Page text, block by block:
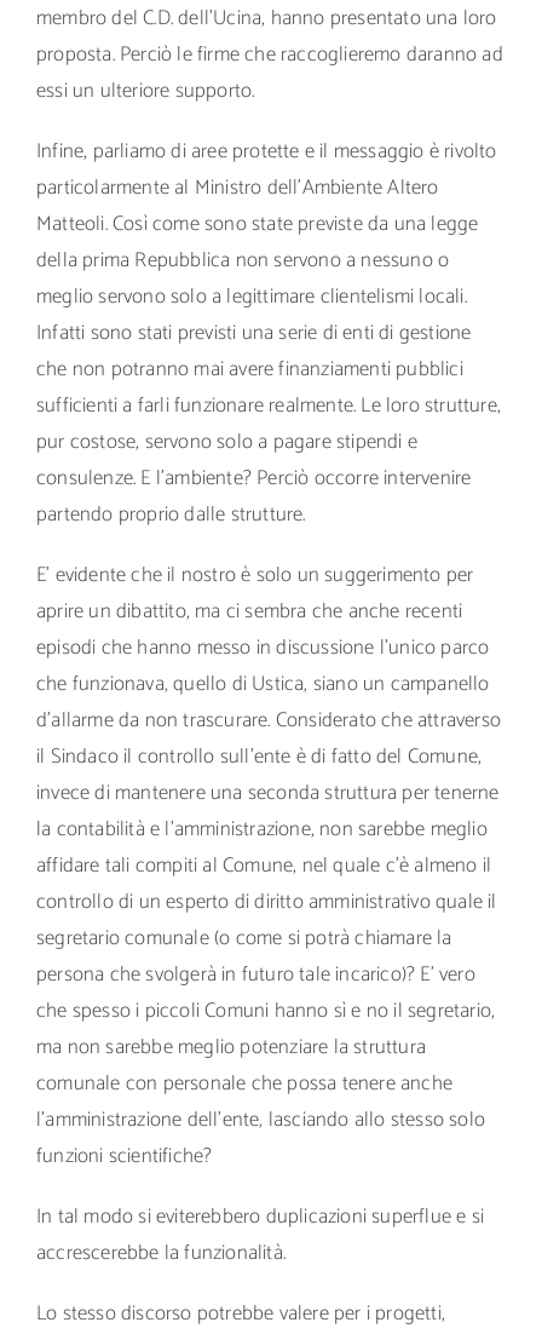
membro del C.D. dell’Ucina, hanno presentato una loro
proposta. Perciò le firme che raccoglieremo daranno ad
essi un ulteriore supporto.
Infine, parliamo di aree protette e il messaggio è rivolto
particolarmente al Ministro dell’Ambiente Altero
Matteoli. Così come sono state previste da una legge
della prima Repubblica non servono a nessuno o
meglio servono solo a legittimare clientelismi locali.
Infatti sono stati previsti una serie di enti di gestione
che non potranno mai avere finanziamenti pubblici
sufficienti a farli funzionare realmente. Le loro strutture,
pur costose, servono solo a pagare stipendi e
consulenze. E l’ambiente? Perciò occorre intervenire
partendo proprio dalle strutture.
E’ evidente che il nostro è solo un suggerimento per
aprire un dibattito, ma ci sembra che anche recenti
episodi che hanno messo in discussione l’unico parco
che funzionava, quello di Ustica, siano un campanello
d’allarme da non trascurare. Considerato che attraverso
il Sindaco il controllo sull’ente è di fatto del Comune,
invece di mantenere una seconda struttura per tenerne
la contabilità e l’amministrazione, non sarebbe meglio
affidare tali compiti al Comune, nel quale c’è almeno il
controllo di un esperto di diritto amministrativo quale il
segretario comunale (o come si potrà chiamare la
persona che svolgerà in futuro tale incarico)? E’ vero
che spesso i piccoli Comuni hanno sì e no il segretario,
ma non sarebbe meglio potenziare la struttura
comunale con personale che possa tenere anche
l’amministrazione dell’ente, lasciando allo stesso solo
funzioni scientifiche?
In tal modo si eviterebbero duplicazioni superflue e si
accrescerebbe la funzionalità.
Lo stesso discorso potrebbe valere per i progetti,